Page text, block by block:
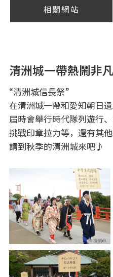
相關網站
清洲城一帶熱鬧非
“清洲城信長祭”
在清洲城一帶和愛知朝日遺
屆時會舉行時代隊列遊行、
挑戰印章拉力等，還有其
請到秋季的清洲城來吧♪